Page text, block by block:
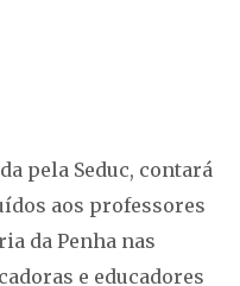
pela Seduc, contará
aos professores
da Penha nas
e educadores